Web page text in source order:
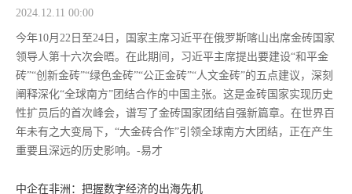
2024.12.11 00:00
今年10月22日至24日，国家主席习近平在俄罗斯喀山出席金砖国家
领导人第十六次会晤。在此期间，习近平主席提出要建设“和平金
砖”“创新金砖”“绿色金砖”“公正金砖”“人文金砖”的五点建议，深刻
阐释深化“全球南方”团结合作的中国主张。这是金砖国家实现历史
性扩员后的首次峰会，谱写了金砖国家团结自强新篇章。在世界百
年未有之大变局下，“大金砖合作”引领全球南方大团结，正在产生
重要且深远的历史影响。-易才
中企在非洲：把握数字经济的出海先机